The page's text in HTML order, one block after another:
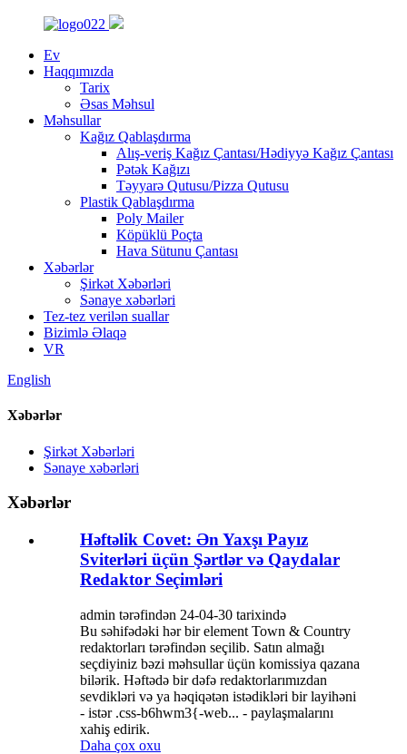
Ev
Haqqımızda
Tarix
Əsas Məhsul
Məhsullar
Kağız Qablaşdırma
Alış-veriş Kağız Çantası/Hədiyyə Kağız Çantası
Pətək Kağızı
Təyyarə Qutusu/Pizza Qutusu
Plastik Qablaşdırma
Poly Mailer
Köpüklü Poçta
Hava Sütunu Çantası
Xəbərlər
Şirkət Xəbərləri
Sənaye xəbərləri
Tez-tez verilən suallar
Bizimlə Əlaqə
VR
English
Xəbərlər
Şirkət Xəbərləri
Sənaye xəbərləri
Xəbərlər
Həftəlik Covet: Ən Yaxşı Payız
Sviterləri üçün Şərtlər və Qaydalar
Redaktor Seçimləri
admin tərəfindən 24-04-30 tarixində
Bu səhifədəki hər bir element Town & Country
redaktorları tərəfindən seçilib. Satın almağı
seçdiyiniz bəzi məhsullar üçün komissiya qazana
bilərik. Həftədə bir dəfə redaktorlarımızdan
sevdikləri və ya həqiqətən istədikləri bir layihəni
- istər .css-b6hwm3{-web... - paylaşmalarını
xahiş edirik.
Daha çox oxu